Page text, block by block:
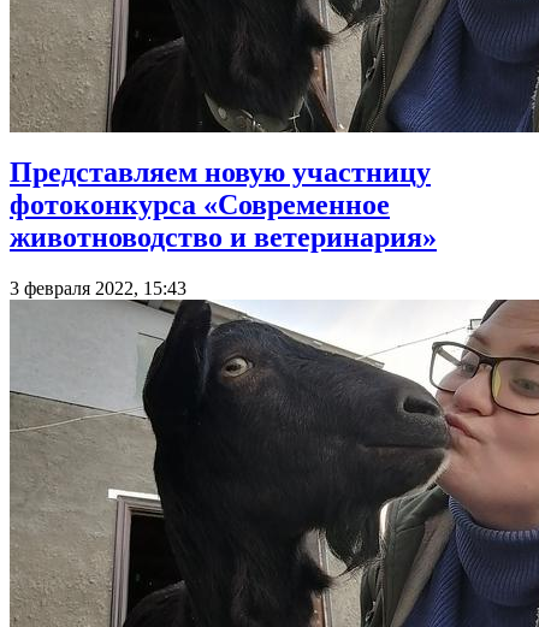
Представляем новую участницу
фотоконкурса «Современное
животноводство и ветеринария»
3 февраля 2022, 15:43